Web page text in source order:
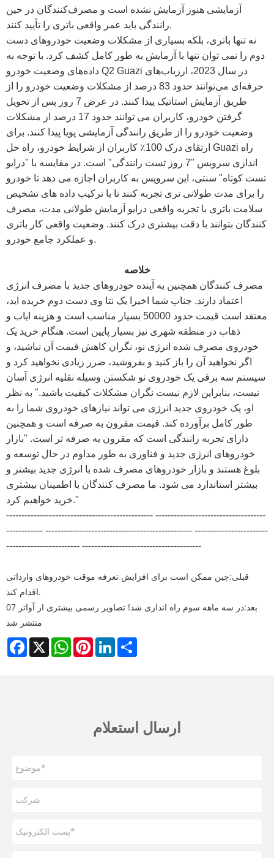
آزمایشی هنوز آزمایش نشده است و مصرف‌کنندگان در حین
رانندگی باید عمر واقعی باتری را تأیید کنند.
نه تنها باتری، بلکه بسیاری از مشکلات وضعیت خودروهای دست
دوم را نمی توان تنها با آزمایش به طور کامل کشف کرد. با توجه به
داده‌های وضعیت خودرو Q2 Guazi در سال 2023، ارزیاب‌های
حرفه‌ای می‌توانند حدود 83 درصد از مشکلات وضعیت خودرو را از
طریق آزمایش استاتیک پیدا کنند. در عرض 7 روز پس از تحویل
گرفتن خودرو، کاربران می توانند حدود 17 درصد از مشکلات
وضعیت خودرو را از طریق رانندگی آزمایشی پویا پیدا کنند. برای
ارتقای درک 100٪ کاربران از شرایط خودرو، راه حل Guazi راه
اندازی سرویس "7 روز تست رانندگی" است. در مقایسه با "درایو
تست کوتاه" سنتی، این سرویس به کاربران اجازه می دهد تا خودرو
را برای مدت طولانی تری تجربه کنند تا با ترکیب داده های تشخیص
سلامت باتری با تجربه واقعی درایو آزمایش طولانی مدت، مصرف
کنندگان بتوانند با دقت بیشتری درک کنند. وضعیت واقعی کار باتری
و عملکرد جامع خودرو.
خلاصه
مصرف کنندگان همچنین به آینده خودروهای جدید با مصرف انرژی
اعتماد دارند. جناب شما اخیرا یک نتا وی دست دوم خریده اید،
معتقد است قیمت حدود 50000 بسیار مناسب است و هزینه ایاب و
ذهاب در منطقه شهری نیز بسیار پایین است. هنگام خرید یک
خودروی مصرف شده انرژی نو، نگران کاهش قیمت آن نباشید، و
اگر نخواهید آن را باز کنید و بفروشید، ضرر زیادی نخواهید کرد و
سیستم سه برقی یک خودروی نو شکستن وسیله نقلیه انرژی آسان
نیست، بنابراین لازم نیست نگران مشکلات کیفیت باشید." به نظر
او، یک خودروی جدید انرژی می تواند نیازهای خودروی شما را به
طور کامل برآورده کند. قیمت مقرون به صرفه است و همچنین
دارای تجربه رانندگی است که مقرون به صرفه تر است. "بازار
خودروهای انرژی جدید و فناوری به طور مداوم در حال توسعه و
بلوغ هستند و بازار خودروهای مصرف شده با انرژی جدید بیشتر و
بیشتر استاندارد می شود. ما مصرف کنندگان با اطمینان بیشتری
خرید خواهیم کرد."
------------------------------------------------ ------------------------------------
------------ ------------------------------------------------ ------------------------
------------------------ ---------------------------------------
قبلی:چین ممکن است برای افزایش تعرفه موقت خودروهای وارداتی
اقدام کند.
بعد:
در سه ماهه سوم راه اندازی شد! تصاویر رسمی بیشتری از آواتر 07
منتشر شد
Facebook
X WhatsAppPinterestLinkedIn
ارسال استعلام